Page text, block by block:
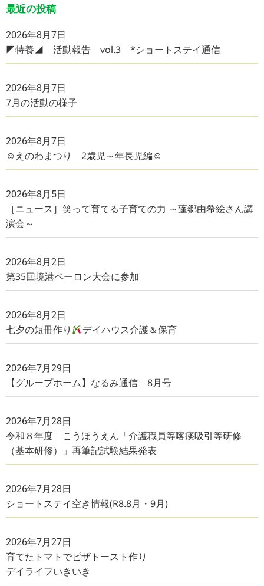
最近の投稿
2026年8月7日
◤特養◢ 活動報告 vol.3 *ショートステイ通信
2026年8月7日
7月の活動の様子
2026年8月7日
☺えのわまつり 2歳児～年長児編☺
2026年8月5日
［ニュース］笑って育てる子育ての力 ～蓬郷由希絵さん講
演会～
2026年8月2日
第35回境港ペーロン大会に参加
2026年8月2日
七夕の短冊作り デイハウス介護＆保育
2026年7月29日
【グループホーム】なるみ通信 8月号
2026年7月28日
令和８年度 こうほうえん「介護職員等喀痰吸引等研修
（基本研修）」再筆記試験結果発表
2026年7月28日
ショートステイ空き情報(R8.8月・9月)
2026年7月27日
育てたトマトでピザトースト作り
デイライフいきいき